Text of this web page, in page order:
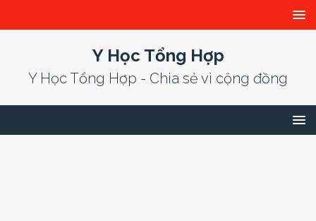
Y Học Tổng Hợp
Y Học Tổng Hợp - Chia sẻ vì cộng đồng